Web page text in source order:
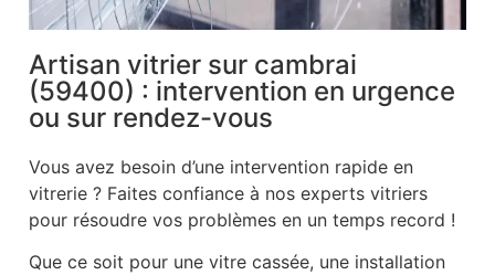
Artisan vitrier sur cambrai
(59400) : intervention en urgence
ou sur rendez-vous
Vous avez besoin d’une intervention rapide en
vitrerie ? Faites confiance à nos experts vitriers
pour résoudre vos problèmes en un temps record !
Que ce soit pour une vitre cassée, une installation